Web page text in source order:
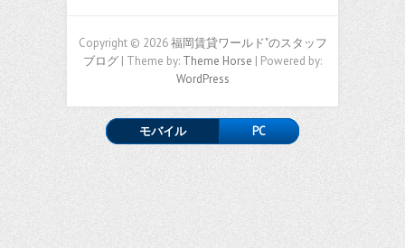
Copyright © 2026福岡賃貸ワールド"のスタッフ
ブログ | Theme by: Theme Horse | Powered by:
WordPress
モバイル PC